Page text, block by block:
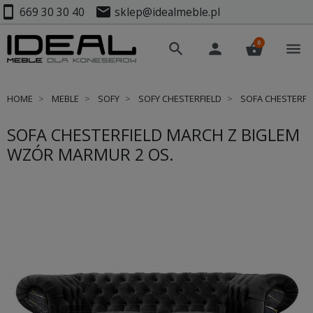
smartphone 669 30 30 40 mail sklep@idealmeble.pl
search person shopping_basket
0 menu
HOME MEBLE SOFY SOFY CHESTERFIELD SOFA
SOFA CHESTERFIELD MARCH Z BIGLEM
WZÓR MARMUR 2 OS.